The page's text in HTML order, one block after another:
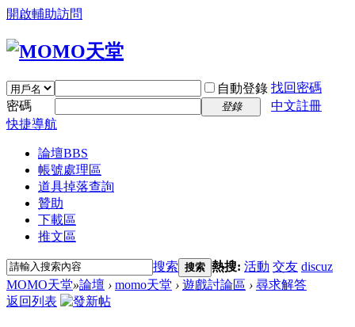
開啟輔助訪問
自動登錄 找回密碼
密碼
登錄
中文註冊
快捷導航
論壇BBS
帳號處理區
道具掉落查詢
贊助
下載區
推文區
搜索 搜索 熱搜: 活動 交友 discuz
MOMO天堂»論壇 › momo天堂 › 遊戲討論區 › 尋求解答
返回列表